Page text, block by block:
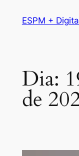
ESPM +
Dia:
de